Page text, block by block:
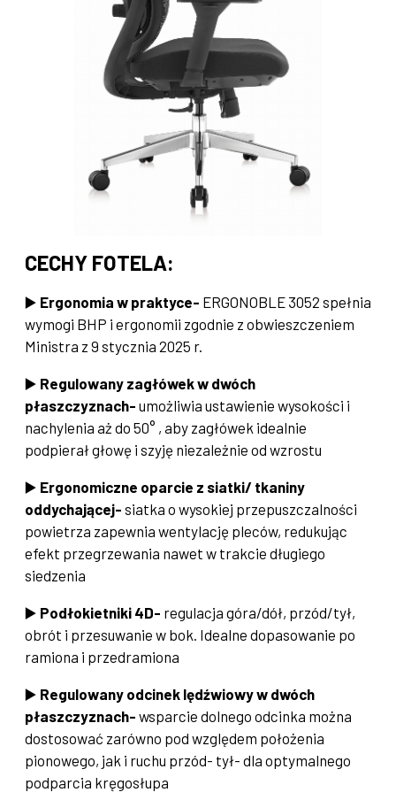
CECHY FOTELA:
▶️ Ergonomia w praktyce- ERGONOBLE 3052 spełnia
wymogi BHP i ergonomii zgodnie z obwieszczeniem
Ministra z 9 stycznia 2025 r.
▶️ Regulowany zagłówek w dwóch
płaszczyznach- umożliwia ustawienie wysokości i
nachylenia aż do 50° , aby zagłówek idealnie
podpierał głowę i szyję niezależnie od wzrostu
▶️ Ergonomiczne oparcie z siatki/ tkaniny
oddychającej- siatka o wysokiej przepuszczalności
powietrza zapewnia wentylację pleców, redukując
efekt przegrzewania nawet w trakcie długiego
siedzenia
▶️ Podłokietniki 4D- regulacja góra/dół, przód/tył,
obrót i przesuwanie w bok. Idealne dopasowanie po
ramiona i przedramiona
▶️ Regulowany odcinek lędźwiowy w dwóch
płaszczyznach- wsparcie dolnego odcinka można
dostosować zarówno pod względem położenia
pionowego, jak i ruchu przód- tył- dla optymalnego
podparcia kręgosłupa